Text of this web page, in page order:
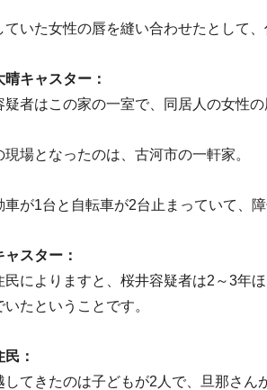
ていた女性の唇を縫い合わせたとして、
晴キャスター：
疑者はこの家の一室で、同居人の女性の
現場となったのは、古河市の一軒家。
車が1台と自転車が2台止まっていて、
ャスター：
民によりますと、桜井容疑者は2～3年
いたということです。
：
してきたのは子どもが2人で、旦那さん